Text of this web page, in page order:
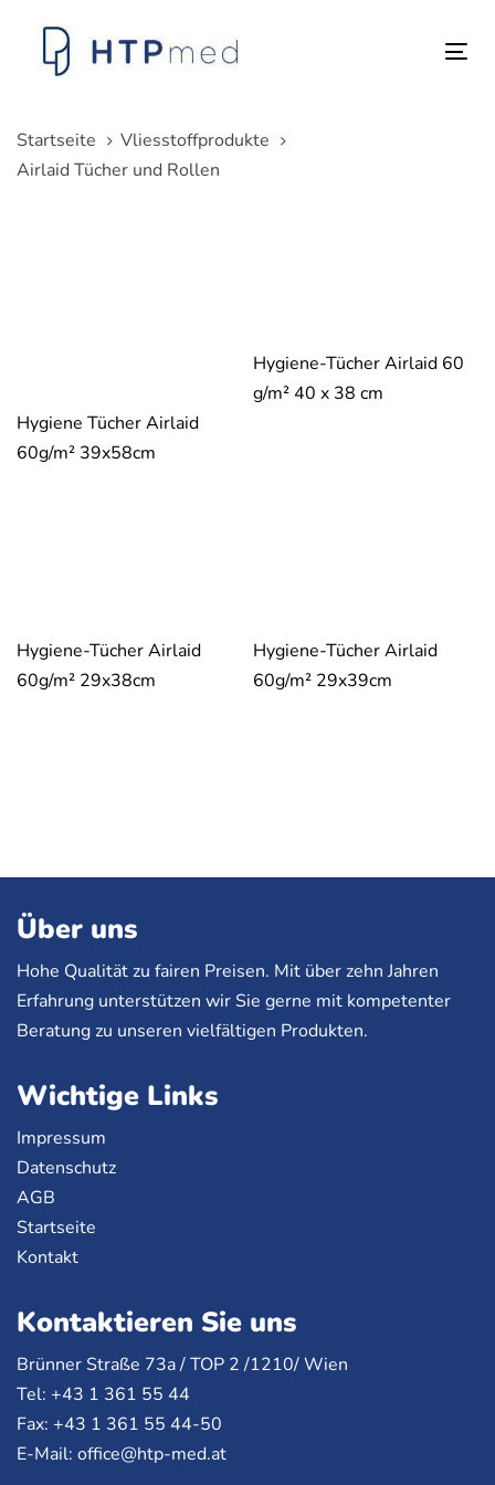
überspringen
springen
Startseite
Vliesstoffprodukte
Airlaid Tücher und Rollen
Hygiene Tücher Airlaid
60g/m² 39x58cm
Hygiene-Tücher Airlaid 60
g/m² 40 x 38 cm
Hygiene-Tücher Airlaid
60g/m² 29x38cm
Hygiene-Tücher Airlaid
60g/m² 29x39cm
Über uns
Hohe Qualität zu fairen Preisen. Mit über zehn Jahren
Erfahrung unterstützen wir Sie gerne mit kompetenter
Beratung zu unseren vielfältigen Produkten.
Wichtige Links
Impressum
Datenschutz
AGB
Startseite
Kontakt
Kontaktieren Sie uns
Brünner Straße 73a /TOP 2 /1210/ Wien
Tel: +43 1 361 55 44
Fax: +43 1 361 55 44-50
E-Mail: office@htp-med.at